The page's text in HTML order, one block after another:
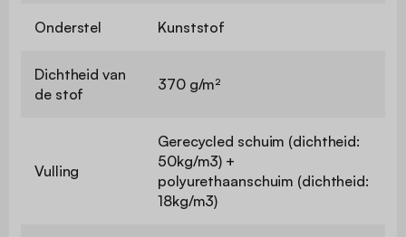
Onderstel Kunststof
Dichtheid van
de stof
370 g/m²
Vulling
Gerecycled schuim (dichtheid:
50kg/m3) +
polyurethaanschuim (dichtheid:
18kg/m3)